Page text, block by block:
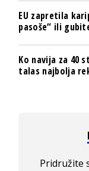
EU zapretila
pasoše“ ili
Ko navija za 40
talas najbolja
Pridružite